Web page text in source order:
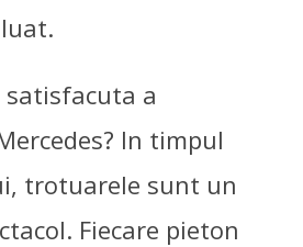
a
In timpul
trotuarele sunt un
Fiecare pieton